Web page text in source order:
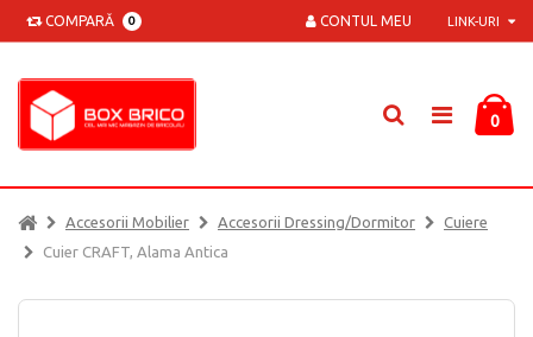
COMPARĂ 0 LINK-URI
CONTUL MEU
0
Accesorii Mobilier Accesorii Dressing/dormitor
Cuiere
Cuier CRAFT, Alama Antica